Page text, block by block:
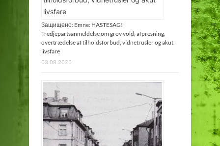
Защищено: Emne: HASTESAG!
Tredjepartsanmeldelse om grov vold, afpresning,
overtrædelse af tilholdsforbud, vidnetrusler og akut
livsfare
03.08.2026